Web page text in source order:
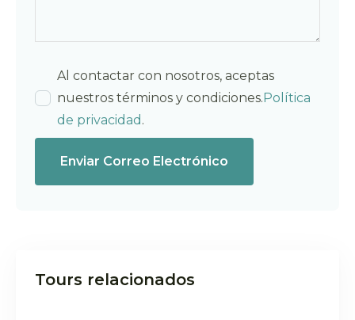
Al contactar con nosotros, aceptas
nuestros términos y condiciones.Política
de privacidad .
Enviar Correo Electrónico
Tours relacionados